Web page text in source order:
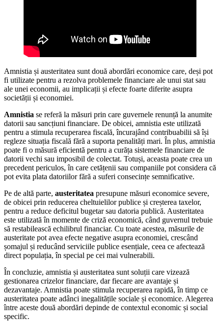
Amnistia și austeritatea sunt două abordări economice care, deși pot
fi utilizate pentru a rezolva problemele financiare ale unui stat sau
ale unei economii, au implicații și efecte foarte diferite asupra
societății și economiei.
Amnistia se referă la măsuri prin care guvernele renunță la anumite
datorii sau sancțiuni financiare. De obicei, amnistia este utilizată
pentru a stimula recuperarea fiscală, încurajând contribuabilii să își
regleze situația fiscală fără a suporta penalități mari. În plus, amnistia
poate fi o măsură eficientă pentru a curăța sistemele financiare de
datorii vechi sau imposibil de colectat. Totuși, aceasta poate crea un
precedent periculos, în care cetățenii sau companiile pot considera că
pot evita plata datoriilor fără a suferi consecințe semnificative.
Pe de altă parte, austeritatea presupune măsuri economice severe,
de obicei prin reducerea cheltuielilor publice și creșterea taxelor,
pentru a reduce deficitul bugetar sau datoria publică. Austeritatea
este utilizată în momente de criză economică, când guvernul trebuie
să restabilească echilibrul financiar. Cu toate acestea, măsurile de
austeritate pot avea efecte negative asupra economiei, crescând
șomajul și reducând serviciile publice esențiale, ceea ce afectează
direct populația, în special pe cei mai vulnerabili.
În concluzie, amnistia și austeritatea sunt soluții care vizează
gestionarea crizelor financiare, dar fiecare are avantaje și
dezavantaje. Amnistia poate stimula recuperarea rapidă, în timp ce
austeritatea poate adânci inegalitățile sociale și economice. Alegerea
între aceste două abordări depinde de contextul economic și social
specific.